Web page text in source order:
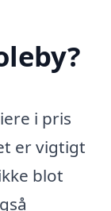
i pris
er vigtigt
blot